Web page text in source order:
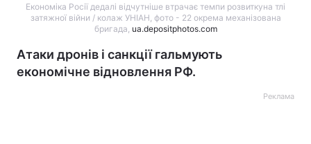
Економіка Росії дедалі відчутніше втрачає темпи розвиткуна тлі
затяжної війни / колаж УНІАН, фото - 22 окрема механізована
бригада, ua.depositphotos.com
Атаки дронів і санкції гальмують
економічне відновлення РФ.
Реклама